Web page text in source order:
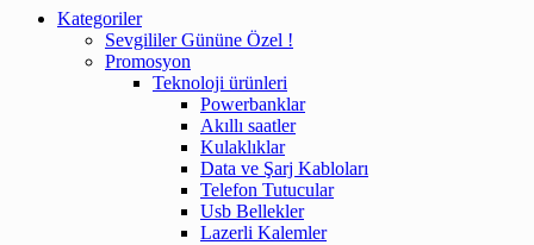
Kategoriler
Sevgililer Gününe Özel !
Promosyon
Teknoloji ürünleri
Powerbanklar
Akıllı saatler
Kulaklıklar
Data ve Şarj Kabloları
Telefon Tutucular
Usb Bellekler
Lazerli Kalemler